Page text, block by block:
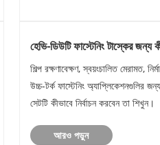
হেভি-ডিউটি ​​ফাস্টেনিং টাস্কের জন্য
শিল্প রক্ষণাবেক্ষণ, স্বয়ংচালিত মেরামত,
উচ্চ-টর্ক ফাস্টেনিং অ্যাপ্লিকেশনগুলির
সেটটি কীভাবে নির্বাচন করবেন তা শিখুন।
আরও পড়ুন